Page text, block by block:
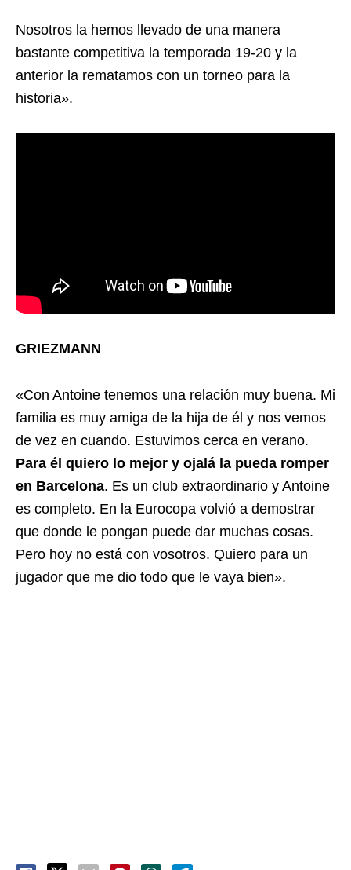
Nosotros la hemos llevado de una manera
bastante competitiva la temporada 19-20 y la
anterior la rematamos con un torneo para la
historia».
GRIEZMANN
«Con Antoine tenemos una relación muy buena. Mi
familia es muy amiga de la hija de él y nos vemos
de vez en cuando. Estuvimos cerca en verano.
Para él quiero lo mejor y ojalá la pueda romper
en Barcelona. Es un club extraordinario y Antoine
es completo. En la Eurocopa volvió a demostrar
que donde le pongan puede dar muchas cosas.
Pero hoy no está con vosotros. Quiero para un
jugador que me dio todo que le vaya bien».